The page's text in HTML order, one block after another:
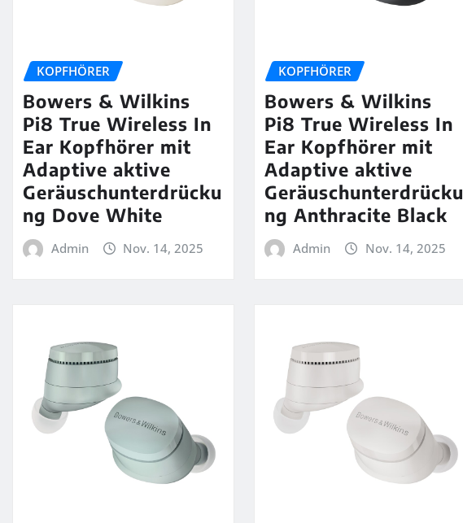
KOPFHÖRER
Bowers & Wilkins
Pi8 True Wireless In
Ear Kopfhörer mit
Adaptive aktive
Geräuschunterdrücku
ng Dove White
Admin Nov. 14, 2025
KOPFHÖRER
Bowers & Wilkins
Pi8 True Wireless In
Ear Kopfhörer mit
Adaptive aktive
Geräuschunterdrücku
ng Anthracite Black
Admin Nov. 14, 2025